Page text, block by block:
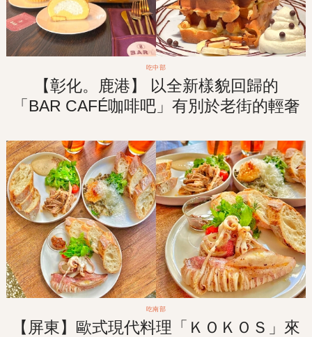
吃中部
【彰化。鹿港】 以全新樣貌回歸的
「BAR CAFÉ咖啡吧」有別於老街的輕奢
午茶食光！
吃南部
【屏東】歐式現代料理「ＫＯＫＯＳ」來